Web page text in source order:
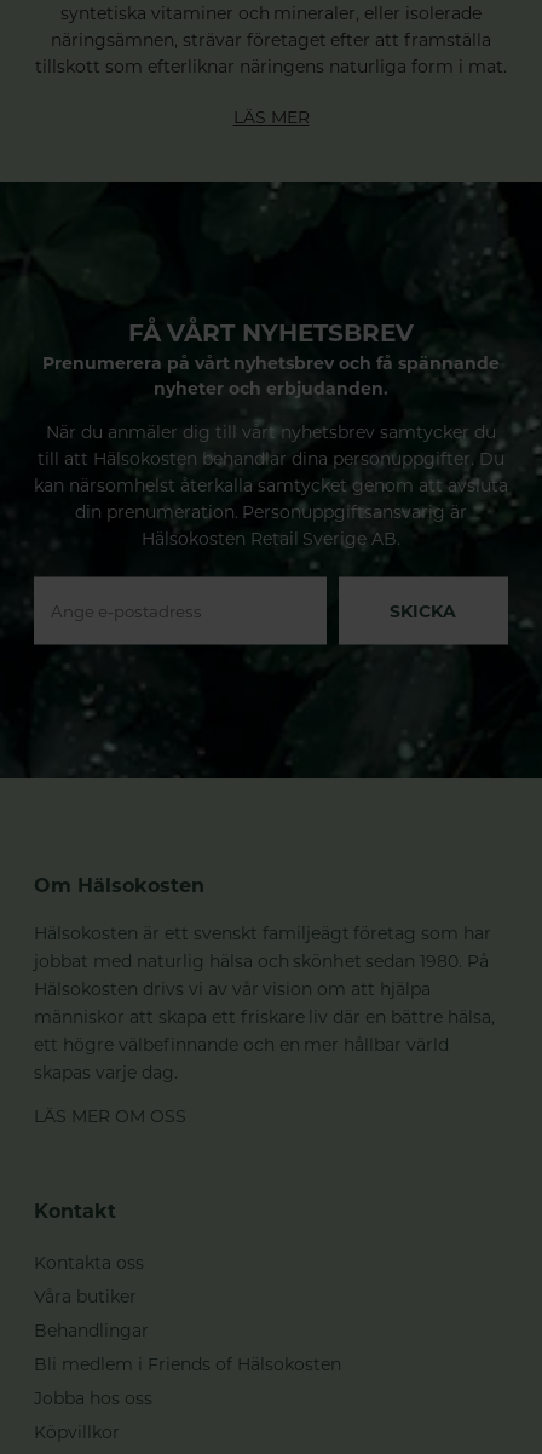
syntetiska vitaminer och mineraler, eller isolerade
näringsämnen, strävar företaget efter att framställa
tillskott som efterliknar näringens naturliga form i mat.
LÄS MER
FÅ VÅRT NYHETSBREV
Prenumerera på vårt nyhetsbrev och få spännande
nyheter och erbjudanden.
När du anmäler dig till vårt nyhetsbrev samtycker du
till att Hälsokosten behandlar dina personuppgifter. Du
kan närsomhelst återkalla samtycket genom att avsluta
din prenumeration. Personuppgiftsansvarig är
Hälsokosten Retail Sverige AB.
SKICKA
Om Hälsokosten
Hälsokosten är ett svenskt familjeägt företag som har
jobbat med naturlig hälsa och skönhet sedan 1980. På
Hälsokosten drivs vi av vår vision om att hjälpa
människor att skapa ett friskare liv där en bättre hälsa,
ett högre välbefinnande och en mer hållbar värld
skapas varje dag.
LÄS MER OM OSS
Kontakt
Kontakta oss
Våra butiker
Behandlingar
Bli medlem i Friends of Hälsokosten
Jobba hos oss
Köpvillkor